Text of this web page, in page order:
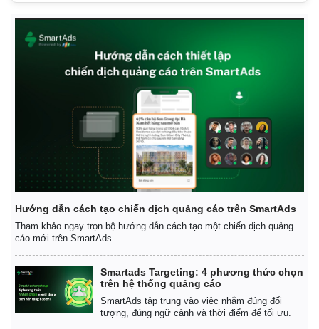
Hướng dẫn cách tạo chiến dịch quảng cáo trên SmartAds
Tham khảo ngay trọn bộ hướng dẫn cách tạo một chiến dịch quảng
cáo mới trên SmartAds.
Smartads Targeting: 4 phương thức chọn
trên hệ thống quảng cáo
SmartAds tập trung vào việc nhắm đúng đối
tượng, đúng ngữ cảnh và thời điểm để tối ưu.